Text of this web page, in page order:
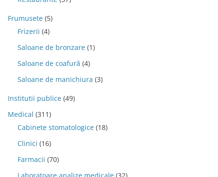
Frumusete (5)
Frizerii (4)
Saloane de bronzare (1)
Saloane de coafură (4)
Saloane de manichiura (3)
Institutii publice (49)
Medical (311)
Cabinete stomatologice (18)
Clinici (16)
Farmacii (70)